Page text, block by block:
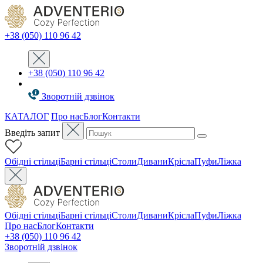
+38 (050) 110 96 42
+38 (050) 110 96 42
Зворотній дзвінок
КАТАЛОГ Про насБлогКонтакти
Введіть запит
Oбідні стільціБарні стільціСтолиДиваниКріслаПуфиЛіжка
Oбідні стільціБарні стільціСтолиДиваниКріслаПуфиЛіжка
Про насБлогКонтакти
+38 (050) 110 96 42
Зворотній дзвінок